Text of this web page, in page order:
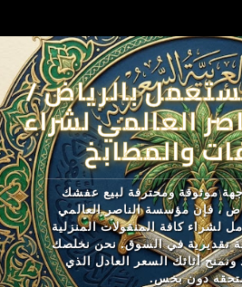
بالرياض /
العالمي لشراء
والمطابخ
موثوقة ومحترفة لبيع عفشك
، فإن مؤسسة الناصر العالمي
لشراء كافة المنقولات المنزلية
تقديرية في السوق. نحن نخلصك
أثاثك السعر العادل الذي
دون بخس.